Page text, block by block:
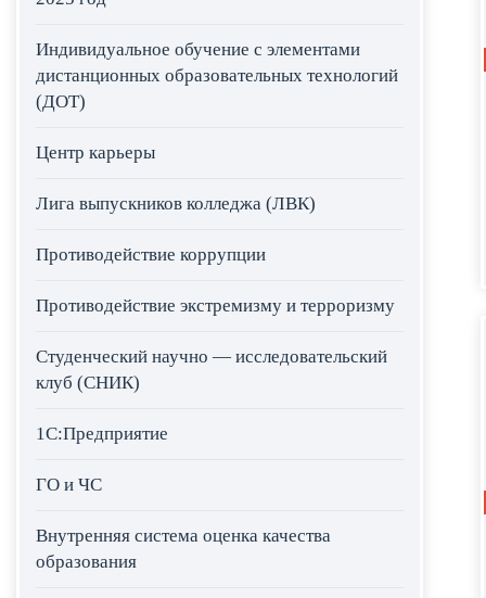
Индивидуальное обучение с элементами
дистанционных образовательных технологий
(ДОТ)
Центр карьеры
Лига выпускников колледжа (ЛВК)
Противодействие коррупции
Противодействие экстремизму и терроризму
Студенческий научно — исследовательский
клуб (СНИК)
1С:Предприятие
ГО и ЧС
Внутренняя система оценка качества
образования